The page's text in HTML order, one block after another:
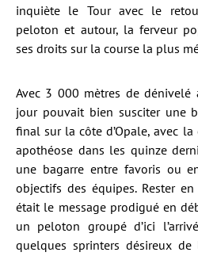
inquiète le Tour avec le
peloton et autour, la ferveur
ses droits sur la course la plus
Avec 3 000 mètres de dénivelé
jour pouvait bien susciter une
final sur la côte d’Opale, avec
apothéose dans les quinze
une bagarre entre favoris ou
objectifs des équipes. Rester
était le message prodigué en
un peloton groupé d’ici
quelques sprinters désireux